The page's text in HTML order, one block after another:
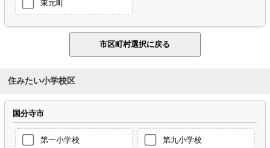
東元町
住みたい小学校区
国分寺市
第一小学校 第九小学校